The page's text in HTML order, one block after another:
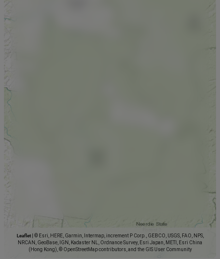
Leaflet
© Esri, HERE, Garmin, Intermap, increment P Corp., GEBCO, USGS, FAO, NPS,
NRCAN, GeoBase, IGN, Kadaster NL, Ordnance Survey, Esri Japan, METI, Esri China
(Hong Kong), © OpenStreetMap contributors, and the GIS User Community